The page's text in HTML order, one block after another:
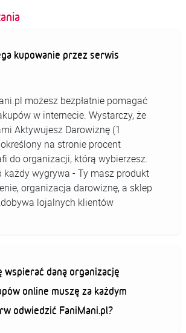
kupowanie przez serwis
możesz bezpłatnie pomagać
w internecie. Wystarczy, że
Aktywujesz Darowiznę (1
na stronie procent
do organizacji, którą wybierzesz.
każdy wygrywa - Ty masz produkt
organizacja darowiznę, a sklep
lojalnych klientów
wspierać daną organizację
online muszę za każdym
odwiedzić FaniMani.pl?